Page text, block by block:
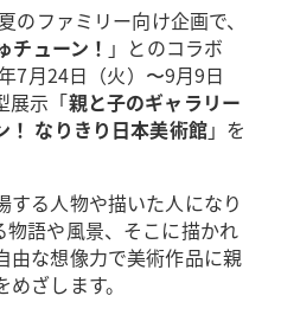
のファミリー向け企画で、
チューン！ 」とのコラボ
7月24日（火）〜9月9日
展示「親と子のギャラリー
！ なりきり日本美術館」を
する人物や描いた人になり
物語や風景、そこに描かれ
由な想像力で美術作品に親
ざします。